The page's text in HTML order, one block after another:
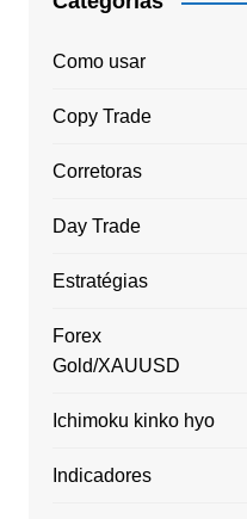
Como usar
Copy Trade
Corretoras
Day Trade
Estratégias
Forex
Gold/XAUUSD
Ichimoku kinko hyo
Indicadores